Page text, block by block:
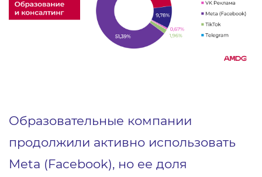
Образовательные компании
продолжили активно использовать
Meta (Facebook), но ее доля